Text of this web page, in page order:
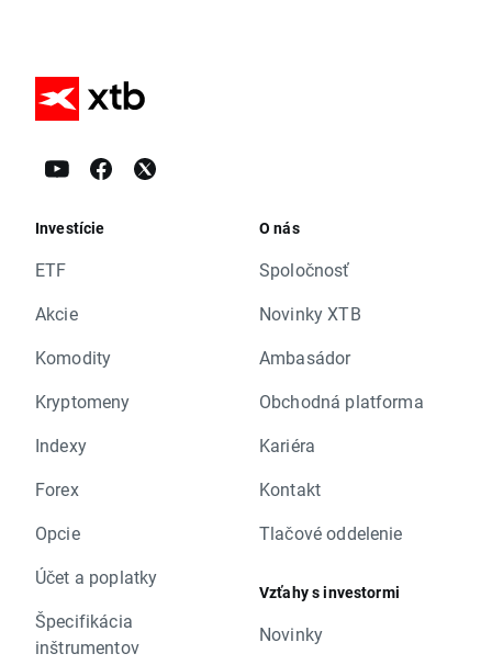
Investície
ETF
Akcie
Komodity
Kryptomeny
Indexy
Forex
Opcie
Účet a poplatky
Špecifikácia
inštrumentov
O nás
Spoločnosť
Novinky XTB
Ambasádor
Obchodná platforma
Kariéra
Kontakt
Tlačové oddelenie
Vzťahy s investormi
Novinky